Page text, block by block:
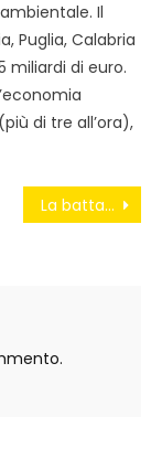
Il
Puglia, Calabria
miliardi di euro.
di tre all’ora),
La battaglia amministrativa si gioca sull’acqua